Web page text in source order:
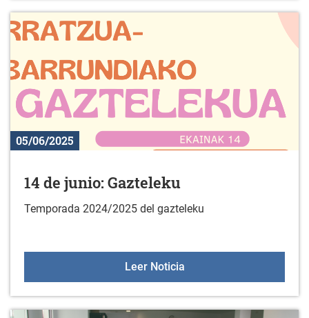
05/06/2025
14 de junio: Gazteleku
Temporada 2024/2025 del gazteleku
Leer Noticia14 de junio: Gazteleku